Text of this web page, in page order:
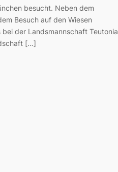
besucht. Neben dem
Besuch auf den Wiesen
der Landsmannschaft Teutonia
[…]